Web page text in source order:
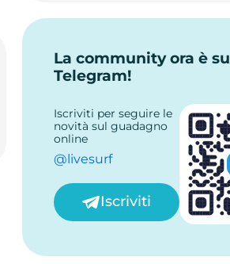
La community ora è su
Telegram!
Iscriviti per seguire le
novità sul guadagno
online
@livesurf
Iscriviti